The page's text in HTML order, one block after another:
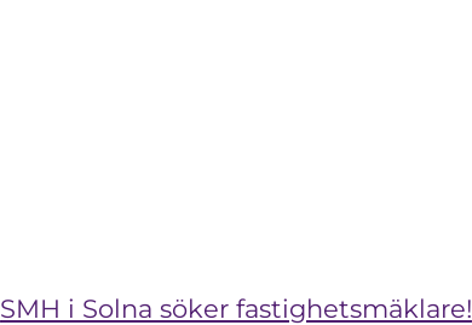
SMH i Solna söker fastighetsmäklare!